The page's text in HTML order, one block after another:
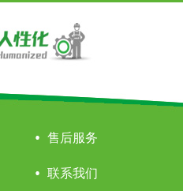
售后服务
联系我们